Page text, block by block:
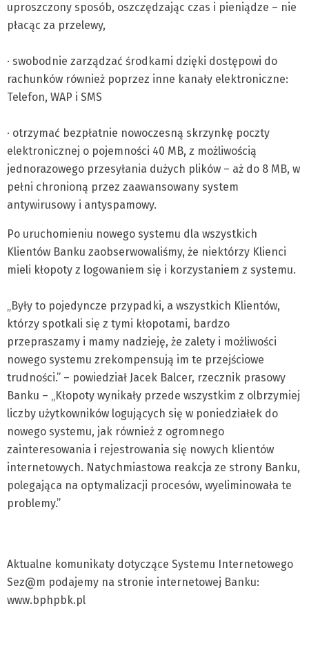
uproszczony sposób, oszczędzając czas i pieniądze – nie
płacąc za przelewy,
· swobodnie zarządzać środkami dzięki dostępowi do
rachunków również poprzez inne kanały elektroniczne:
Telefon, WAP i SMS
· otrzymać bezpłatnie nowoczesną skrzynkę poczty
elektronicznej o pojemności 40 MB, z możliwością
jednorazowego przesyłania dużych plików – aż do 8 MB, w
pełni chronioną przez zaawansowany system
antywirusowy i antyspamowy.
Po uruchomieniu nowego systemu dla wszystkich
Klientów Banku zaobserwowaliśmy, że niektórzy Klienci
mieli kłopoty z logowaniem się i korzystaniem z systemu.
„Były to pojedyncze przypadki, a wszystkich Klientów,
którzy spotkali się z tymi kłopotami, bardzo
przepraszamy i mamy nadzieję, że zalety i możliwości
nowego systemu zrekompensują im te przejściowe
trudności.” – powiedział Jacek Balcer, rzecznik prasowy
Banku – „Kłopoty wynikały przede wszystkim z olbrzymiej
liczby użytkowników logujących się w poniedziałek do
nowego systemu, jak również z ogromnego
zainteresowania i rejestrowania się nowych klientów
internetowych. Natychmiastowa reakcja ze strony Banku,
polegająca na optymalizacji procesów, wyeliminowała te
problemy.”
Aktualne komunikaty dotyczące Systemu Internetowego
Sez@m podajemy na stronie internetowej Banku:
www.bphpbk.pl